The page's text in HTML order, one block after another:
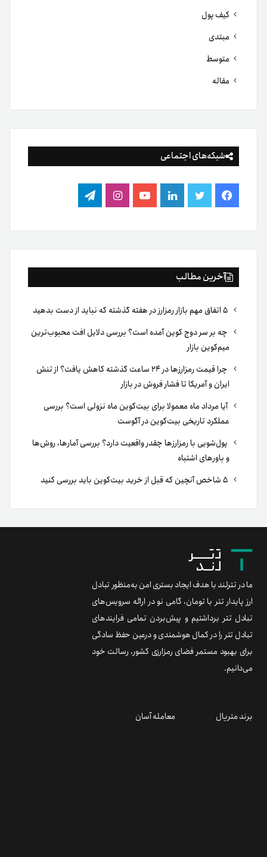
کیف پول
مبتدی
متوسط
مقاله
شبکه‌های اجتماعی
فیس
بوک
توییتر لینکدینیوتیوباینستاگرام
تلگرام
آخرین مطالب
چه بر سر دوج کوین آمده است؟ بررسی دلایل افت محبوب‌ترین
میم‌کوین بازار
چرا قیمت رمزارزها در ۲۴ ساعت گذشته کاهش یافت؟ از تنش
ایران و آمریکا تا فشار فروش در بازار
آیا مرداد ماه معمولا برای بیت‌کوین ماه نزولی است؟ بررسی
عملکرد تاریخی بیت‌کوین در آگوست
پول‌شویی با رمزارزها چقدر واقعیت دارد؟ بررسی آمارها، روش‌ها
و باورهای اشتباه
ما در تترلند با هدف ایجاد بستری امن به‌منظور تبادل
ارز پایدار تتر با تومان، گامی نو در ارائه سرویس‌های
تبادل تتر برداشتیم و پیش‌بردن تمامی فرایندهای
تبادل تتر را در کمال هوشمندی و درعین حفظ سادگی
برای بهبود مستمر فضای رمزارزی کشور، رسالت خود
می‌دانیم.
برند متریال معامله آسان